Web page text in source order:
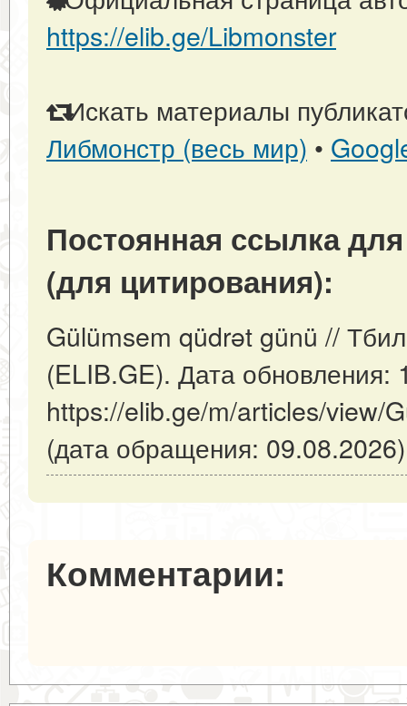
https://elib.ge/Libmonster
Искать материалы
Либмонстр (весь мир) •
Постоянная ссылка
(для цитирования):
Gülümsem qüdrət günü //
(ELIB.GE). Дата обновления:
https://elib.ge/m/articles/view/
(дата обращения:
Комментарии: